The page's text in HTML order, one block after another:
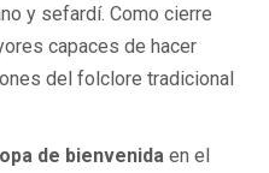
y sefardí. Como cierre
capaces de hacer
del folclore tradicional
de bienvenida en el